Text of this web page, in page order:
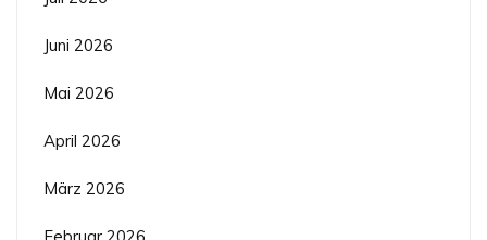
Juni 2026
Mai 2026
April 2026
März 2026